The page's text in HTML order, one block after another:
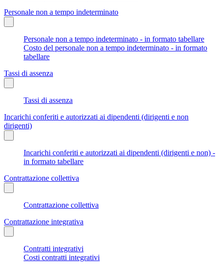
Personale non a tempo indeterminato
Personale non a tempo indeterminato - in formato tabellare
Costo del personale non a tempo indeterminato - in formato
tabellare
Tassi di assenza
Tassi di assenza
Incarichi conferiti e autorizzati ai dipendenti (dirigenti e non
dirigenti)
Incarichi conferiti e autorizzati ai dipendenti (dirigenti e non) -
in formato tabellare
Contrattazione collettiva
Contrattazione collettiva
Contrattazione integrativa
Contratti integrativi
Costi contratti integrativi